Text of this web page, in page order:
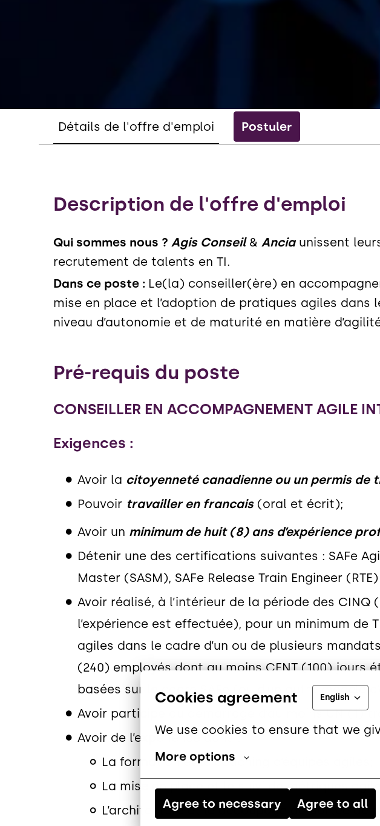
Cookies agreement English
We use cookies to ensure that we
More options
Agree to necessary Agree to all
Détails de l'offre d'emploi Postuler
Description de l'offre d'emploi
Qui sommes nous ? Agis Conseil& Anciaunissent
recrutement de talents en TI.
Dans ce poste : Le(la) conseiller(ère) en
mise en place et l’adoption de pratiques agiles dans
niveau d’autonomie et de maturité en matière
Pré-requis du poste
CONSEILLER EN ACCOMPAGNEMENT AGILE
Exigences :
Avoir la citoyenneté canadienne ou un permis de
Pouvoir travailler en francais(oral et écrit);
Avoir un minimum de huit (8) ans d’expérience
Détenir une des certifications suivantes : SAFe
Master (SASM), SAFe Release Train Engineer
Avoir réalisé, à l’intérieur de la période des
l’expérience est effectuée), pour un minimum de
agiles dans le cadre d’un ou de plusieurs mandats
(240) employés dont au moins CENT (100)
basées sur le cadre SAFe (ou d’un autre modèle
Avoir participé au démarrage d’au moins UN (1)
Avoir de l’expérience dans :
La formation et le coaching d’équipes agiles;
La mise en place et le suivi de métriques
L’architecture et le découpage de portée de